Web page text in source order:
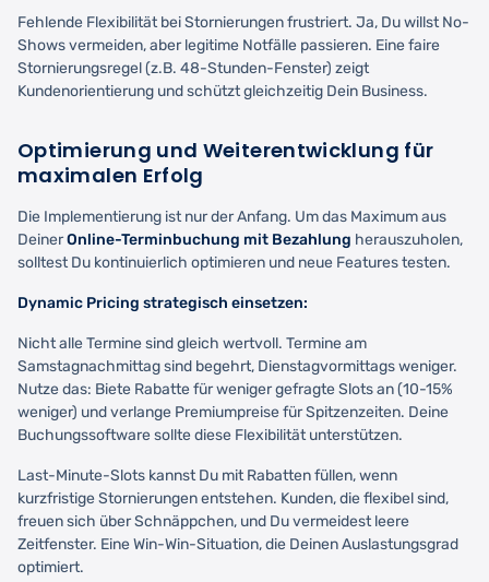
Fehlende Flexibilität bei Stornierungen frustriert. Ja, Du willst No-
Shows vermeiden, aber legitime Notfälle passieren. Eine faire
Stornierungsregel (z.B. 48-Stunden-Fenster) zeigt
Kundenorientierung und schützt gleichzeitig Dein Business.
Optimierung und Weiterentwicklung für
maximalen Erfolg
Die Implementierung ist nur der Anfang. Um das Maximum aus
DeinerOnline-Terminbuchung mit Bezahlung herauszuholen,
solltest Du kontinuierlich optimieren und neue Features testen.
Dynamic Pricing strategisch einsetzen:
Nicht alle Termine sind gleich wertvoll. Termine am
Samstagnachmittag sind begehrt, Dienstagvormittags weniger.
Nutze das: Biete Rabatte für weniger gefragte Slots an (10-15%
weniger) und verlange Premiumpreise für Spitzenzeiten. Deine
Buchungssoftware sollte diese Flexibilität unterstützen.
Last-Minute-Slots kannst Du mit Rabatten füllen, wenn
kurzfristige Stornierungen entstehen. Kunden, die flexibel sind,
freuen sich über Schnäppchen, und Du vermeidest leere
Zeitfenster. Eine Win-Win-Situation, die Deinen Auslastungsgrad
optimiert.